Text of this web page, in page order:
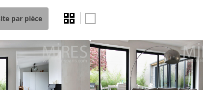
par pièce